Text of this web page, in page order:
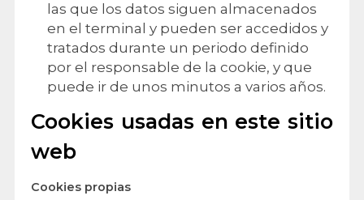
las que los datos siguen almacenados
en el terminal y pueden ser accedidos y
tratados durante un periodo definido
por el responsable de la cookie, y que
puede ir de unos minutos a varios años.
Cookies usadas en este sitio
web
Cookies propias